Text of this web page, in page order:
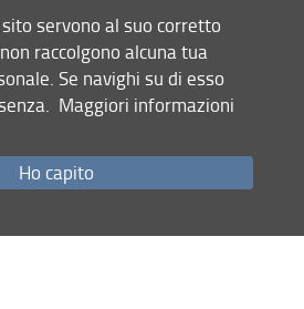
di Dozza
23.12.2025
servono al suo corretto
raccolgono alcuna tua
Se navighi su di esso
Maggiori informazioni
Ho capito